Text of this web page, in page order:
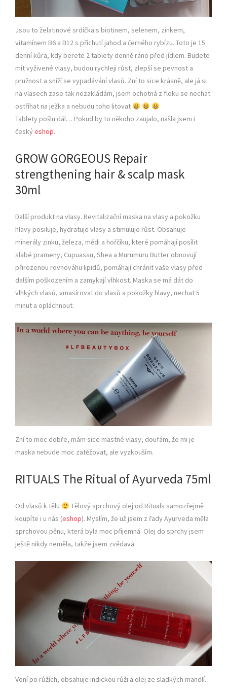
Jsou to želatinové srdíčka s biotinem, selenem, zinkem,
vitamínem B6 a B12 s příchutí jahod a černého rybízu. Toto je 15
denní kůra, kdy berete 2 tablety denně ráno před jídlem. Budete
mít vyživené vlasy, budou rychleji růst, zlepší se pevnost a
pružnost a sníží se vypadávání vlasů. Zní to sice krásně, ale já si
na vlasech zase tak nezakládám, jsem ochotná z fleku se nechat
ostříhat na ježka a nebudu toho litovat
Tablety pošlu dál… Pokud by to někoho zaujalo, našla jsem i
českýeshop.
GROW GORGEOUS Repair
strengthening hair & scalp mask
30ml
Další produkt na vlasy. Revitalizační maska na vlasy a pokožku
hlavy posiluje, hydratuje vlasy a stimuluje růst. Obsahuje
minerály zinku, železa, mědi a hořčíku, které pomáhají posílit
slabé prameny, Cupuassu, Shea a Murumuru Butter obnovují
přirozenou rovnováhu lipidů, pomáhají chránit vaše vlasy před
dalším poškozením a zamykají vlhkost. Maska se má dát do
vlhkých vlasů, vmasírovat do vlasů a pokožky hlavy, nechat 5
minut a opláchnout.
Zní to moc dobře, mám sice mastné vlasy, doufám, že mi je
maska nebude moc zatěžovat, ale vyzkouším.
RITUALS The Ritual of Ayurveda 75ml
Od vlasů k tělu
Tělový sprchový olej od Rituals samozřejmě
koupíte i u nás (eshop). Myslím, že už jsem z řady Ayurveda měla
sprchovou pěnu, která byla moc příjemná. Olej do sprchy jsem
ještě nikdy neměla, takže jsem zvědavá.
Voní po růžích, obsahuje indickou růži a olej ze sladkých mandlí.